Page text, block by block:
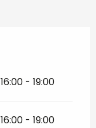
16:00 - 19:00
16:00 - 19:00